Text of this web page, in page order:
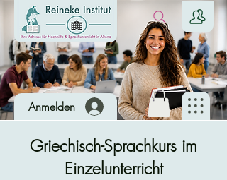
Anmelden
Griechisch-Sprachkurs im
Einzelunterricht